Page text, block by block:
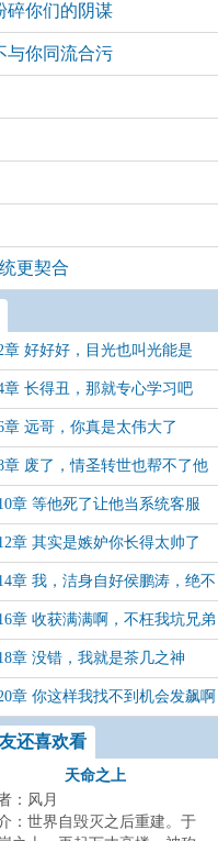
碎你们的阴谋
与你同流合污
更契合
章 好好好，目光也叫光能是
章 长得丑，那就专心学习吧
章 远哥，你真是太伟大了
章 废了，情圣转世也帮不了他
章 等他死了让他当系统客服
章 其实是嫉妒你长得太帅了
章 我，洁身自好侯鹏涛，绝不
同流合污
章 收获满满啊，不枉我坑兄弟
章 没错，我就是茶几之神
章 你这样我找不到机会发飙啊
还喜欢看
天命之上
：风月
：世界自毁灭之后重建。于